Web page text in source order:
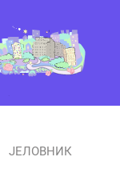
ЈЕЛОВНИК